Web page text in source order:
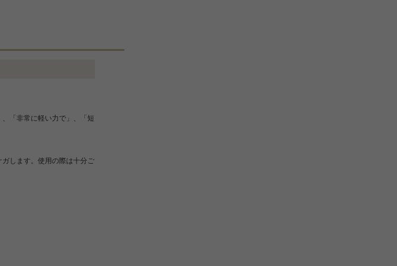
「非常に軽い力で」、「短
します。使用の際は十分ご